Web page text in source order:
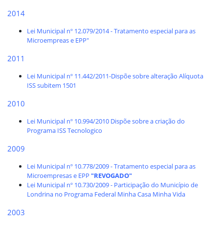
2014
Lei Municipal nº 12.079/2014 - Tratamento especial para as
Microempreas e EPP"
2011
Lei Municipal nº 11.442/2011-Dispõe sobre alteração Alíquota
ISS subitem 1501
2010
Lei Municipal nº 10.994/2010 Dispõe sobre a criação do
Programa ISS Tecnologico
2009
Lei Municipal nº 10.778/2009 - Tratamento especial para as
Microempresas e EPP "REVOGADO"
Lei Municipal nº 10.730/2009 - Participação do Município de
Londrina no Programa Federal Minha Casa Minha Vida
2003